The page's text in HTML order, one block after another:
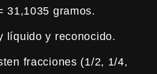
31,1035 gramos.
líquido y reconocido.
fracciones (1/2, 1/4,